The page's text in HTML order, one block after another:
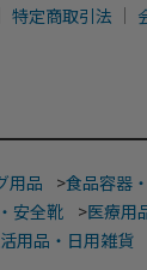
特定商取引法
用品 >食品容器
安全靴 >医療用
用品・日用雑貨